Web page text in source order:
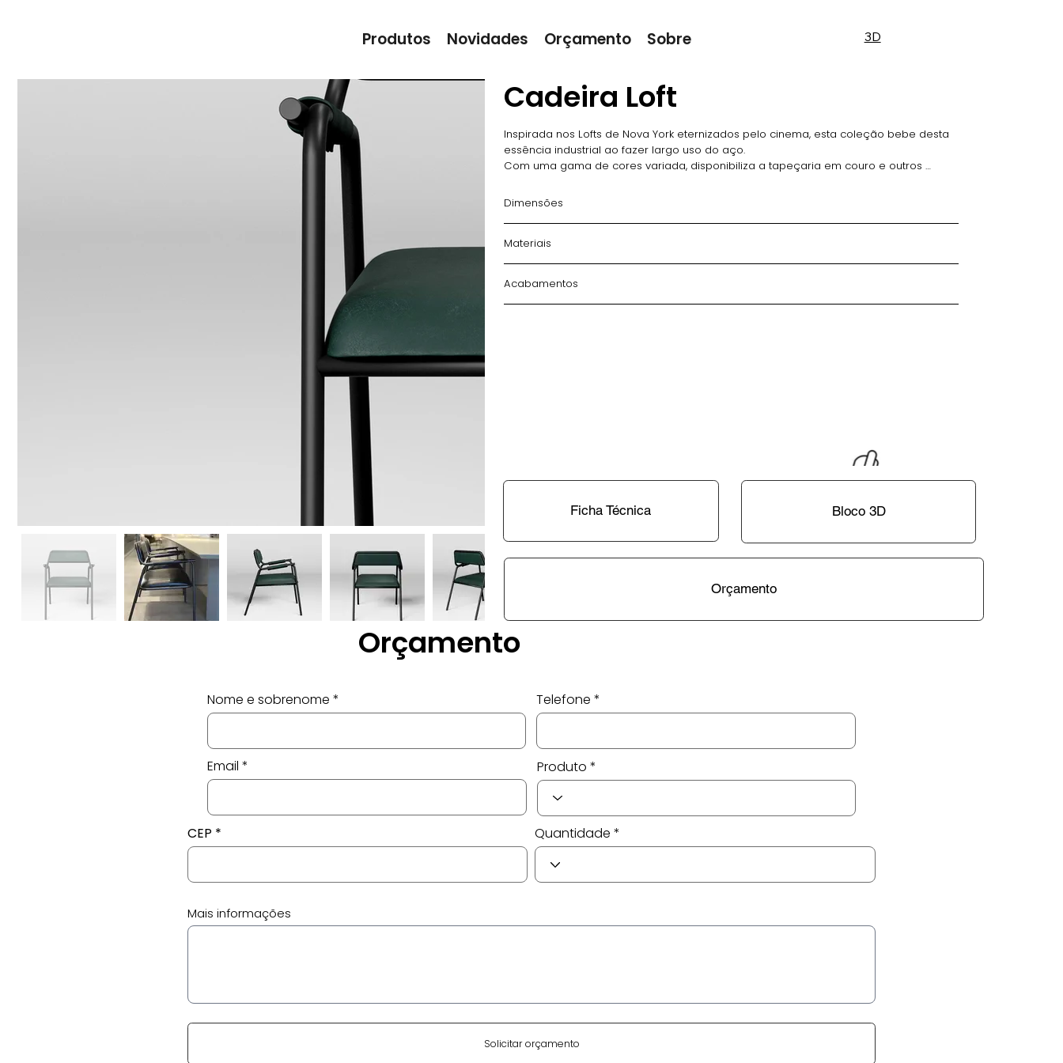
Produtos Novidades Orçamento Sobre 3D
Orçamento
Nome e sobrenome Telefone
Email Produto
CEP Quantidade
Mais informações
Solicitar orçamento
Cadeira Loft
Inspirada nos Lofts de Nova York eternizados pelo cinema, esta coleção bebe desta
essência industrial ao fazer largo uso do aço.
Com uma gama de cores variada, disponibiliza a tapeçaria em couro e outros
ao mercado, com cadeira, poltrona e banqueta
Dimensões
Materiais
Acabamentos
Ficha Técnica Bloco 3D
Orçamento